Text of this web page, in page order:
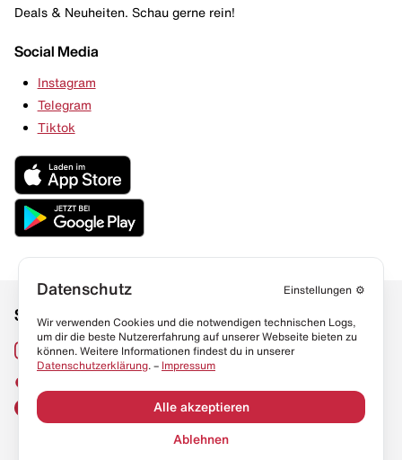
Deals & Neuheiten. Schau gerne rein!
Social Media
Instagram
Telegram
Tiktok
Social Media
Instagram
Links
Sneaker Lexikon
Resell Guide
Datenschutz
Datenschutz Einstellungen ⚙️
Wir verwenden Cookies und die notwendigen technischen Logs,
um dir die beste Nutzererfahrung auf unserer Webseite bieten zu
können. Weitere Informationen findest du in unserer
Datenschutzerklärung. – Impressum
Alle akzeptieren
Ablehnen